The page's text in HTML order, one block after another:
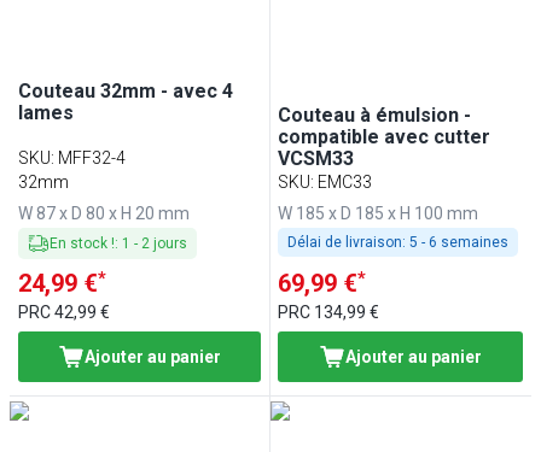
Couteau 32mm - avec 4
lames
SKU: MFF32-4
32mm
W 87 x D 80 x H 20 mm
En stock !: 1 - 2 jours
24,99 €*
PRC42,99 €
Ajouter au panier
Couteau à émulsion -
compatible avec cutter
VCSM33
SKU: EMC33
W 185 x D 185 x H 100 mm
Délai de livraison: 5 - 6 semaines
69,99 €*
PRC 134,99 €
Ajouter au panier